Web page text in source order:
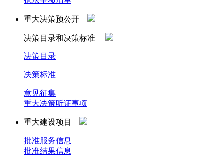
重大决策预公开
决策目录和决策标准
决策目录
决策标准
意见征集
重大决策听证事项
重大建设项目
批准服务信息
批准结果信息